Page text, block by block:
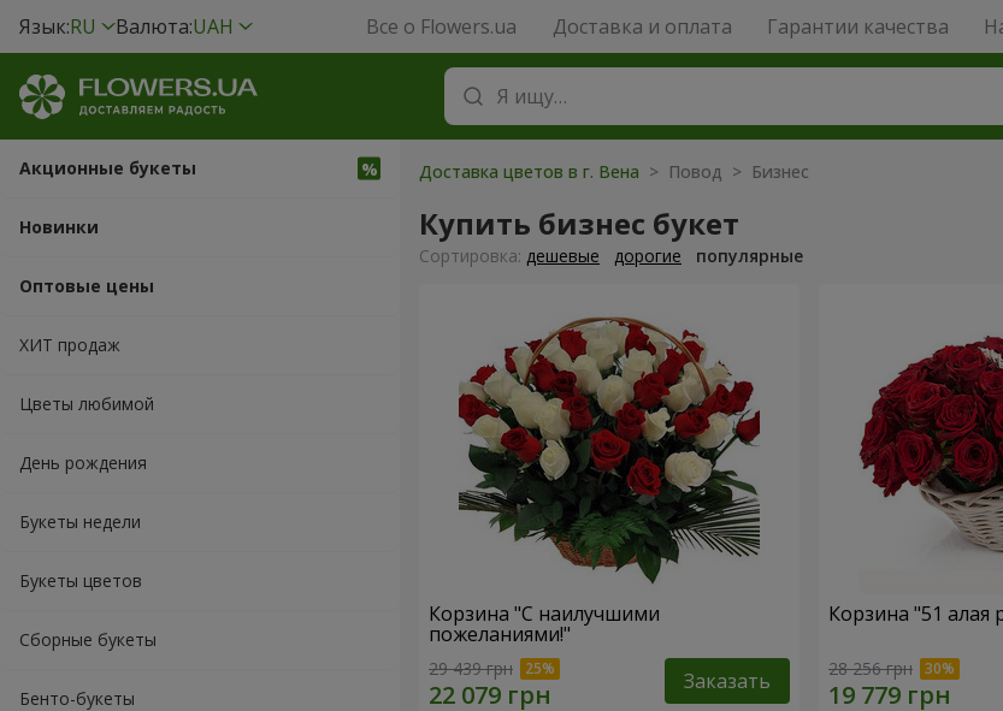
Язык:RU Валюта:UAH Все о Flowers.ua Доставка и оплата Гарантии качества
Акционные букеты
Новинки
Оптовые цены
ХИТ продаж
Цветы любимой
День рождения
Букеты недели
Букеты цветов
Сборные букеты
Бенто-букеты
Доставка цветов в г. Вена > Повод > Бизнес
Купить бизнес букет
Cортировка: дешевые дорогие популярные
Корзина "С наилучшими
пожеланиями!"
29 439 грн Заказать
Корзина "51 алая
28 256 грн